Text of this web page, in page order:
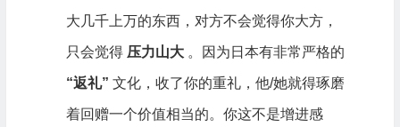
大几千上万的东西，对方不会觉得你大方，
只会觉得 压力山大 。因为日本有非常严格的
“返礼” 文化，收了你的重礼，他/她就得琢磨
着回赠一个价值相当的。你这不是增进感